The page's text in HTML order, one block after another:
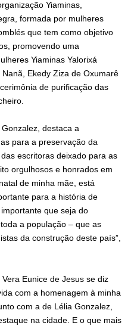
Yiaminas,
formada por mulheres
que tem como objetivo
promovendo uma
Yiaminas Yalorixá
Ekedy Ziza de Oxumarê
de purificação das
destaca a
para a preservação da
escritoras deixado para as
orgulhosos e honrados em
de minha mãe, está
para a história de
que seja do
a população – que as
da construção deste país”,
Eunice de Jesus se diz
com a homenagem à minha
com a de Lélia Gonzalez,
na cidade. E o que mais